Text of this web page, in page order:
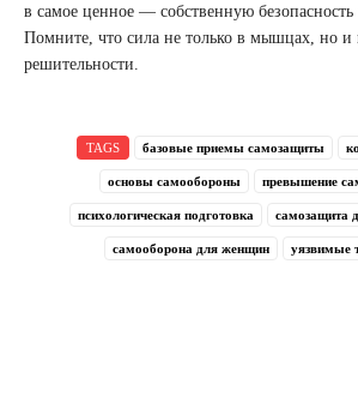
в самое ценное — собственную безопасность
Помните, что сила не только в мышцах, но и
решительности.
TAGS базовые приемы самозащиты
основы самообороны превышение
психологическая подготовка самозащита
самооборона для женщин уязвимые